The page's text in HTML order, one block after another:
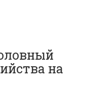
на